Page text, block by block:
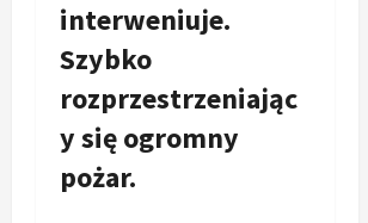
interweniuje.
Szybko
rozprzestrzeniając
y się ogromny
pożar.